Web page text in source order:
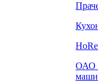
ОАО